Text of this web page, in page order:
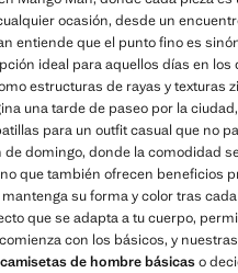
ocasión, desde un
entiende que el punto fino es
ideal para aquellos días en
estructuras de rayas y texturas
una tarde de paseo por la
para un outfit casual que no
domingo, donde la comodidad
que también ofrecen beneficios
su forma y color tras
que se adapta a tu cuerpo,
con los básicos, y
camisetas de hombre básicaso